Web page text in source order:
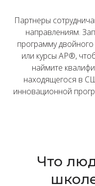
Партнеры
направлениям.
программу
или курсы AP®,
наймите
находящегося в
инновационной
Что